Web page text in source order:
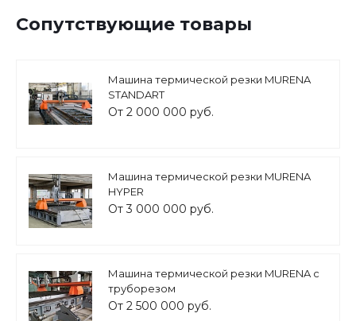
Сопутствующие товары
Машина термической резки MURENA
STANDART
От 2 000 000 руб.
Машина термической резки MURENA
HYPER
От 3 000 000 руб.
Машина термической резки MURENA с
труборезом
От 2 500 000 руб.